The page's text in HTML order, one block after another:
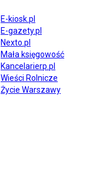
E-kiosk.pl
E-gazety.pl
Nexto.pl
Mała księgowość
Kancelarierp.pl
Wieści Rolnicze
Życie Warszawy